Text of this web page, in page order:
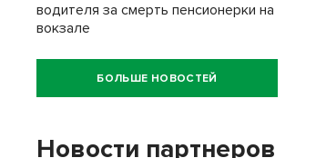
водителя за смерть пенсионерки на
вокзале
БОЛЬШЕ НОВОСТЕЙ
Новости партнеров